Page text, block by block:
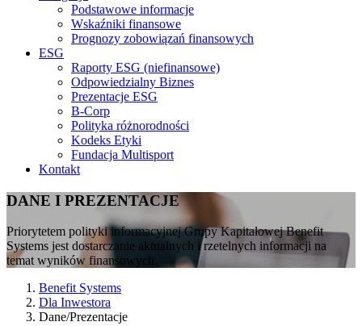
Podstawowe informacje
Wskaźniki finansowe
Prognozy zobowiązań finansowych
ESG
Raporty ESG (niefinansowe)
Odpowiedzialny Biznes
Prezentacje ESG
B-Corp
Polityka różnorodności
Kodeks Etyki
Fundacja Multisport
Kontakt
DANE I PREZENTACJE
Priorytetem polityki informacyjnej Grupy Kapitałowej Benefit
Systems jest dostarczanie aktualnych i rzetelnych informacji na
temat wyników finansowych.
Benefit Systems
Dla Inwestora
Dane/Prezentacje